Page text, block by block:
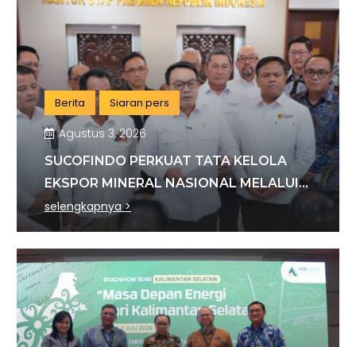
Berita Siaran pers
Agustus 3, 2026
SUCOFINDO PERKUAT TATA KELOLA
EKSPOR MINERAL NASIONAL MELALUI
SINERGI DENGAN KSP DAN DANANTARA
selengkapnya >